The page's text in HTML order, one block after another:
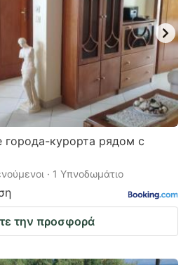
города-курорта рядом с
· 1 Υπνοδωμάτιο
την προσφορά